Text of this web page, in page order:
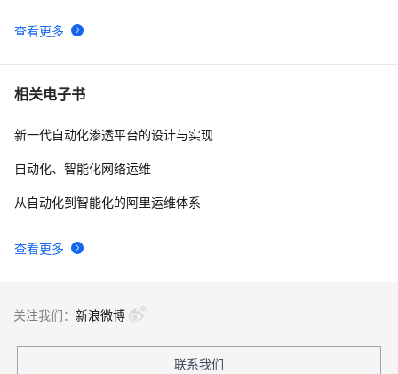
查看更多
相关电子书
查看更多
新一代自动化渗透平台的设计与实现
自动化、智能化网络运维
从自动化到智能化的阿里运维体系
关注我们： 新浪微博
联系我们